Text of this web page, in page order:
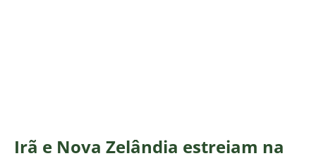
Irã e Nova Zelândia estreiam na